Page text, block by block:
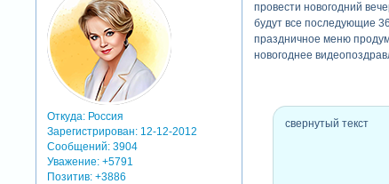
Откуда: Россия
Зарегистрирован: 12-12-2012
Сообщений: 3904
Уважение: +5791
Позитив: +3886
провести новогодний
будут все последующие
праздничное меню
новогоднее
свернутый текст